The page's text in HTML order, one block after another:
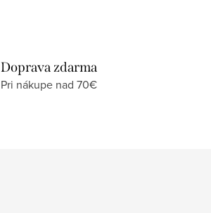
Doprava zdarma
Pri nákupe nad 70€